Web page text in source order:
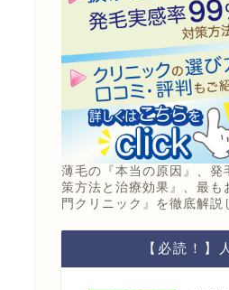
薄毛の『本当の原因』、
策方法と治療効果』、最も
門クリニック』を徹底解説
【必読！】